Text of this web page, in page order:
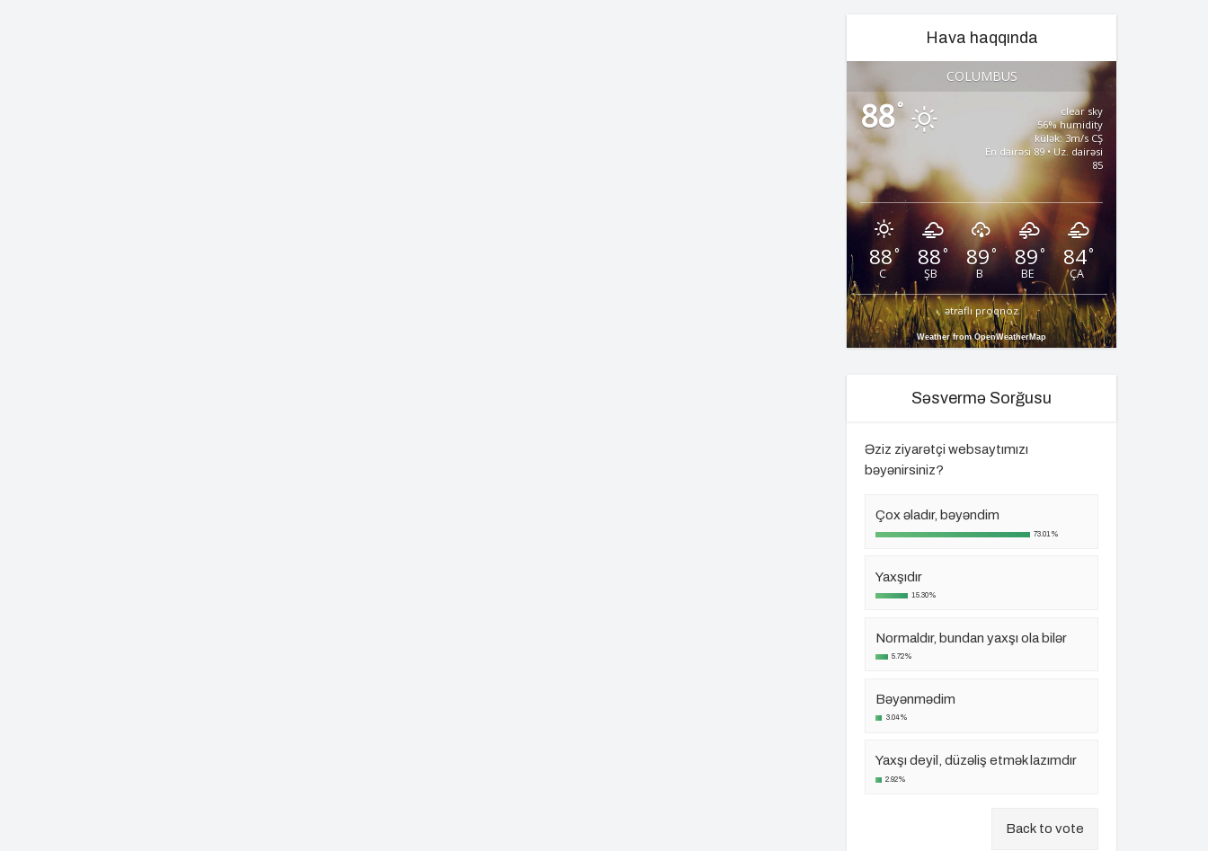
Hava haqqında
COLUMBUS
88°
clear sky
56% humidity
külək: 3m/s CŞ
En dairəsi 89 • Uz. dairəsi
85
88°
C
88°
ŞB
89°
B
89°
BE
84°
ÇA
ətraflı proqnoz
Weather from OpenWeatherMap
Səsvermə Sorğusu
Əziz ziyarətçi websaytımızı
bəyənirsiniz?
Çox əladır, bəyəndim
73.01%
Yaxşıdır
15.30%
Normaldır, bundan yaxşı ola bilər
5.72%
Bəyənmədim
3.04%
Yaxşı deyil, düzəliş etmək lazımdır
2.92%
Back to vote